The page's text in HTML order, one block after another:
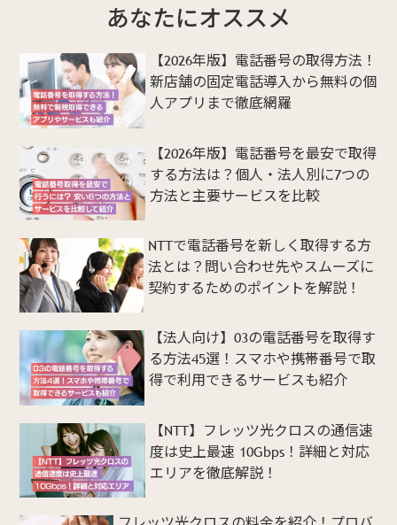
あなたにオススメ
【2026年版】電話番号の取得方法！
新店舗の固定電話導入から無料の個
人アプリまで徹底網羅
【2026年版】電話番号を最安で取得
する方法は？個人・法人別に7つの
方法と主要サービスを比較
NTTで電話番号を新しく取得する方
法とは？問い合わせ先やスムーズに
契約するためのポイントを解説！
【法人向け】03の電話番号を取得す
る方法45選！スマホや携帯番号で取
得で利用できるサービスも紹介
【NTT】フレッツ光クロスの通信速
度は史上最速 10Gbps！詳細と対応
エリアを徹底解説！